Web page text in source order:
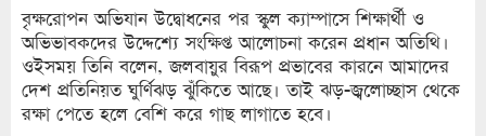
বৃক্ষরোপন অভিযান উদ্বোধনের পর স্কুল ক্যাম্পাসে শিক্ষার্থী ও
অভিভাবকদের উদ্দেশ্যে সংক্ষিপ্ত আলোচনা করেন প্রধান অতিথি।
ওইসময় তিনি বলেন, জলবায়ুর বিরূপ প্রভাবের কারনে আমাদের
দেশ প্রতিনিয়ত ঘুর্ণিঝড় ঝুঁকিতে আছে। তাই ঝড়-জ্বলোচ্ছাস থেকে
রক্ষা পেতে হলে বেশি করে গাছ লাগাতে হবে।